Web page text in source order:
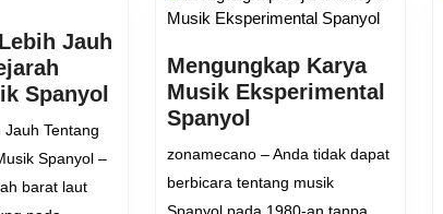
Jauh
Spanyol
Mengulas
Tentang
Tentang
Spanyol –
barat laut
Mengungkap Karya
Musik Eksperimental
Spanyol
Karya
Eksperimental
zonamecano – Anda tidak dapat
berbicara tentang musik